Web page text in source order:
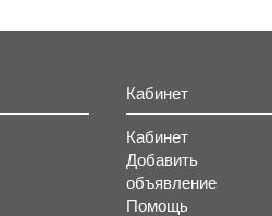
Кабинет
Кабинет
Добавить
объявление
Помощь